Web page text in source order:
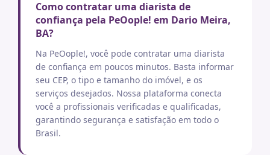
Como contratar uma diarista de
confiança pela PeOople! em Dario Meira,
BA?
Na PeOople!, você pode contratar uma diarista
de confiança em poucos minutos. Basta informar
seu CEP, o tipo e tamanho do imóvel, e os
serviços desejados. Nossa plataforma conecta
você a profissionais verificadas e qualificadas,
garantindo segurança e satisfação em todo o
Brasil.